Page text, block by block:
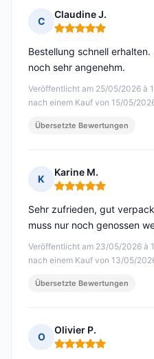
C
Claudine J.
Hinweis: 5 von 5
Veröffentlicht am 25/05/2026 à
nach einem Kauf von 15/05/
Bestellung schnell erhalten.
noch sehr angenehm.
Übersetzte Bewertungen
K
Karine M.
Hinweis: 5 von 5
Veröffentlicht am 23/05/2026 à
nach einem Kauf von 13/05/
Sehr zufrieden, gut
muss nur noch genossen
Übersetzte Bewertungen
O
Olivier P.
Hinweis: 5 von 5